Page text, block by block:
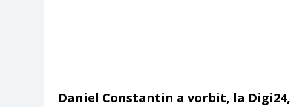
Daniel Constantin a vorbit, la